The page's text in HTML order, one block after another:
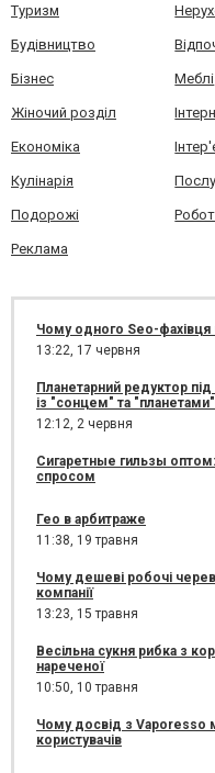
Туризм
Будівництво
Бізнес Меблі
Жіночий розділ
Економіка
Кулінарія
Подорожі
Реклама
Чому одного Seo-фахівця
13:22, 17 червня
Планетарний редуктор
із "сонцем" та "планетами"
12:12, 2 червня
Сигаретные гильзы
спросом
Гео в арбитраже
11:38, 19 травня
Чому дешеві робочі
компанії
13:23, 15 травня
Весільна сукня рибка з
нареченої
10:50, 10 травня
Чому досвід з Vaporesso
користувачів